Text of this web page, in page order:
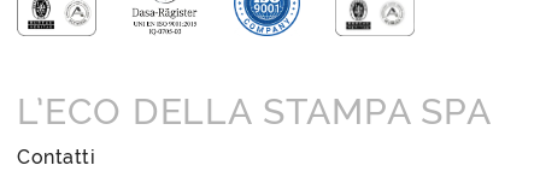
L’ECO DELLA STAMPA SPA
Contatti